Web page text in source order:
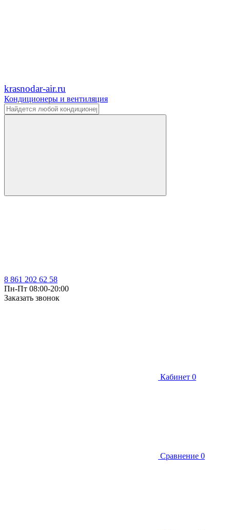
krasnodar-air.ru
Кондиционеры и вентиляция
8 861 202 62 58
Пн-Пт 08:00-20:00
Заказать звонок
Кабинет 0
Сравнение 0